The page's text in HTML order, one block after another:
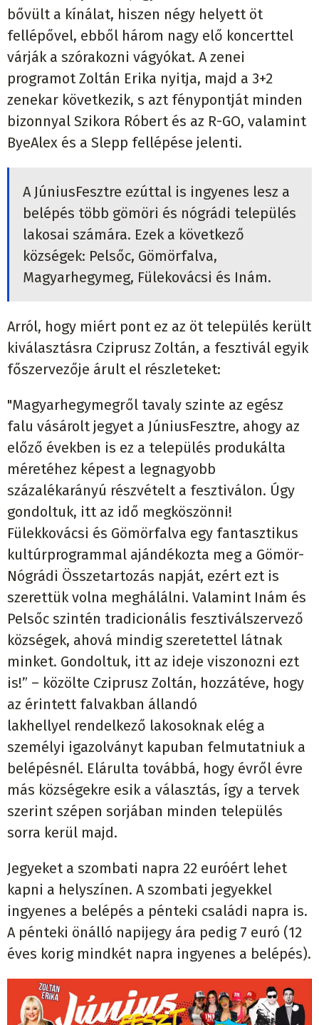
bővült a kínálat, hiszen négy helyett öt
fellépővel, ebből három nagy elő koncerttel
várják a szórakozni vágyókat. A zenei
programot Zoltán Erika nyitja, majd a 3+2
zenekar következik, s azt fénypontját minden
bizonnyal Szikora Róbert és az R-GO, valamint
ByeAlex és a Slepp fellépése jelenti.
A JúniusFesztre ezúttal is ingyenes lesz a
belépés több gömöri és nógrádi település
lakosai számára. Ezek a következő
községek: Pelsőc, Gömörfalva,
Magyarhegymeg, Fülekovácsi és Inám.
Arról, hogy miért pont ez az öt település került
kiválasztásra Cziprusz Zoltán, a fesztivál egyik
főszervezője árult el részleteket:
"Magyarhegymegről tavaly szinte az egész
falu vásárolt jegyet a JúniusFesztre, ahogy az
előző években is ez a település produkálta
méretéhez képest a legnagyobb
százalékarányú részvételt a fesztiválon. Úgy
gondoltuk, itt az idő megköszönni!
Fülekkovácsi és Gömörfalva egy fantasztikus
kultúrprogrammal ajándékozta meg a Gömör-
Nógrádi Összetartozás napját, ezért ezt is
szerettük volna meghálálni. Valamint Inám és
Pelsőc szintén tradicionális fesztiválszervező
községek, ahová mindig szeretettel látnak
minket. Gondoltuk, itt az ideje viszonozni ezt
is!” – közölte Cziprusz Zoltán, hozzátéve, hogy
az érintett falvakban állandó
lakhellyel rendelkező lakosoknak elég a
személyi igazolványt kapuban felmutatniuk a
belépésnél. Elárulta továbbá, hogy évről évre
más községekre esik a választás, így a tervek
szerint szépen sorjában minden település
sorra kerül majd.
Jegyeket a szombati napra 22 euróért lehet
kapni a helyszínen. A szombati jegyekkel
ingyenes a belépés a pénteki családi napra is.
A pénteki önálló napijegy ára pedig 7 euró (12
éves korig mindkét napra ingyenes a belépés).